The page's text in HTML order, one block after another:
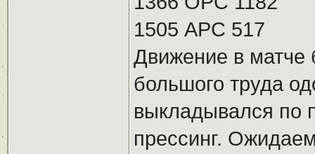
1505 АРС 517
Движение в матче
большого труда
выкладывался по
прессинг.